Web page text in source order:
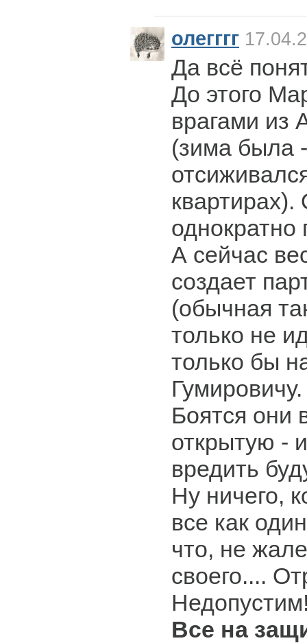
олегггг
Да всё
До этого
врагами из
(зима была
однократно
А сейчас
создает
(обычная
только не
только бы
Гумировичу.
Боятся они
открытую -
вредить
Ну ничего,
все как
что, не
своего....
Все на